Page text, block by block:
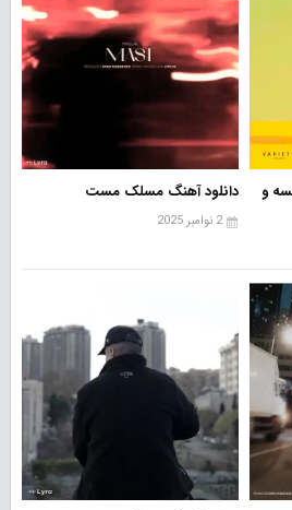
و
دانلود آهنگ مسلک مست
2 نوامبر 2025